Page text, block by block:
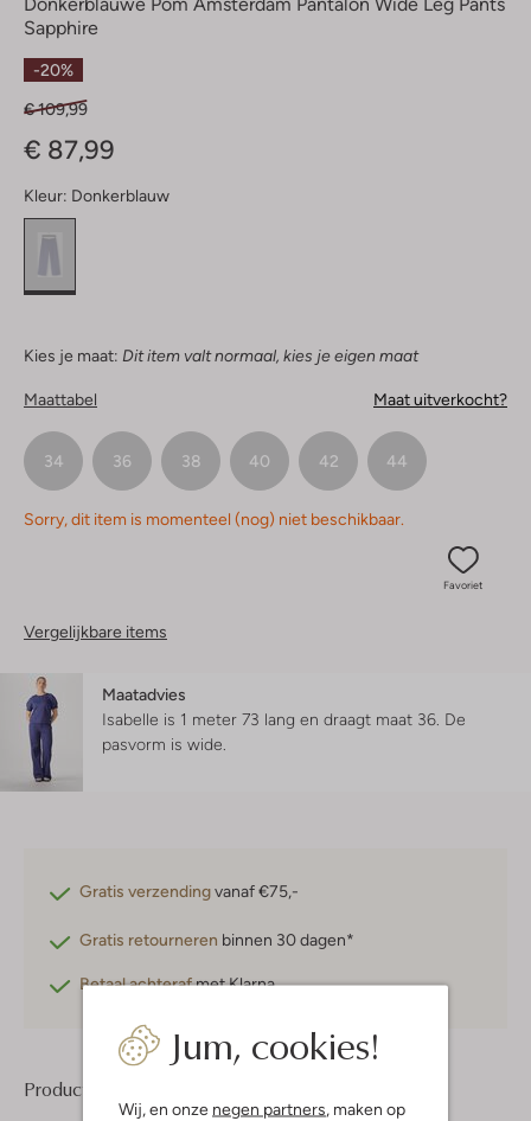
Jum, cookies!
Wij, en onze negen partners, maken op
Sapphire
-20%
€ 109,99
€ 87,99
Kleur: Donkerblauw
Kies je maat: Dit item valt normaal, kies je eigen maat
Maattabel Maat uitverkocht?
34 36 38 40 42 44
Sorry, dit item is momenteel (nog) niet beschikbaar.
Favoriet
Vergelijkbare items
Maatadvies
Isabelle is 1 meter 73 lang en draagt maat 36. De
pasvorm is wide
Gratis verzendingvanaf €75,-
Gratis retourneren binnen 30 dagen*
Betaal achterafmet Klarna
Product informatie